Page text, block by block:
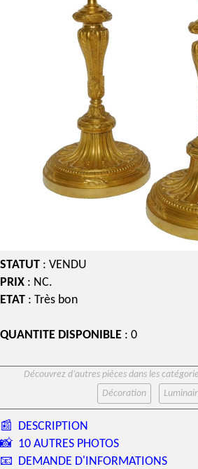
STATUT : VENDU
PRIX : NC.
ETAT : Très bon
QUANTITE DISPONIBLE : 0
Découvrez d’autres pièces dans les
Décoration
📰 DESCRIPTION
📸 10 AUTRES PHOTOS
📧 DEMANDE D'INFORMATIONS